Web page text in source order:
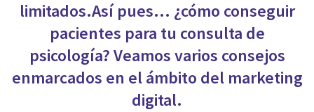
limitados.Así pues… ¿cómo conseguir
pacientes para tu consulta de
psicología? Veamos varios consejos
enmarcados en el ámbito del marketing
digital.